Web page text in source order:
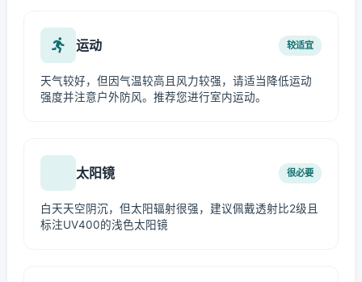
运动 较适宜
天气较好，但因气温较高且风力较强，请适当降低运动
强度并注意户外防风。推荐您进行室内运动。
太阳镜 很必要
白天天空阴沉，但太阳辐射很强，建议佩戴透射比2级且
标注UV400的浅色太阳镜